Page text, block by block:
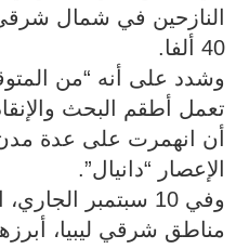
النازحين في شمال شرقي
40 ألفا.
وشدد على أنه “من
تعمل أطقم البحث
أن انهمرت على عدة مدن
الإعصار “دانيال”.
وفي 10 سبتمبر
مناطق شرقي ليبيا،